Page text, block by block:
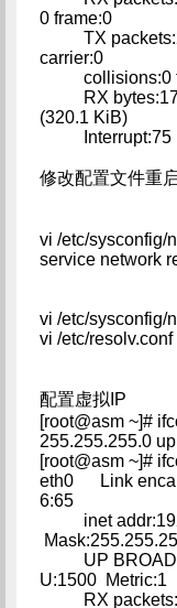
0 frame:0
TX
carrier:0
collisions:0
RX
(320.1 KiB)
Interrupt:75
修改配置文件重
vi /etc/sysconfig/
service network
vi /etc/sysconfig/
vi /etc/resolv.conf
配置虚拟IP
[root@asm ~]#
255.255.255.0 up
[root@asm ~]#
eth0 Link
6:65
inet
UP
U:1500 Metric:1
RX